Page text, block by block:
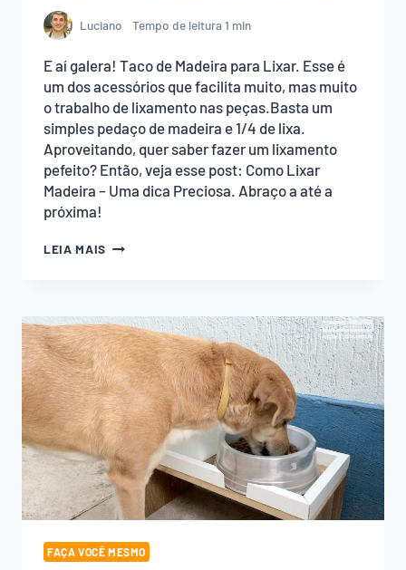
Luciano Tempo de leitura1 min
E aí galera! Taco de Madeira para Lixar. Esse é
um dos acessórios que facilita muito, mas muito
o trabalho de lixamento nas peças.Basta um
simples pedaço de madeira e 1/4 de lixa.
Aproveitando, quer saber fazer um lixamento
pefeito? Então, veja esse post: Como Lixar
Madeira – Uma dica Preciosa. Abraço a até a
próxima!
LEIA MAIS TACO
LIXAR
FAÇA VOCÊ MESMO